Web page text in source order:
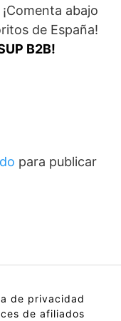
abajo
de España!
B2B!
para publicar
de privacidad
de afiliados